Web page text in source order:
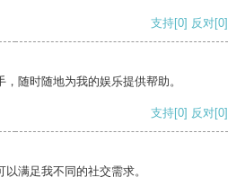
支持[0] 反对[0]
随时随地为我的娱乐提供帮助。
支持[0] 反对[0]
满足我不同的社交需求。